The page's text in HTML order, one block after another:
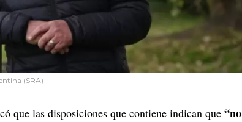
(SRA)
que las disposiciones que contiene indican que “no